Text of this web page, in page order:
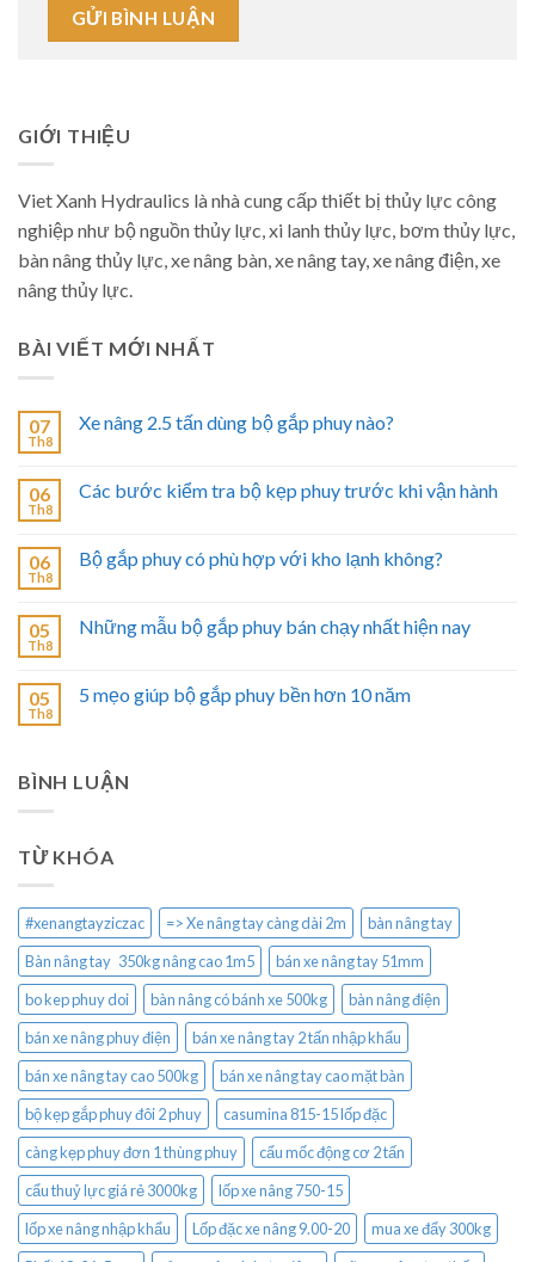
GIỚI THIỆU
Viet Xanh Hydraulics là nhà cung cấp thiết bị thủy lực công
nghiệp như bộ nguồn thủy lực, xi lanh thủy lực, bơm thủy lực,
bàn nâng thủy lực, xe nâng bàn, xe nâng tay, xe nâng điện, xe
nâng thủy lực.
BÀI VIẾT MỚI NHẤT
07
Th8
Xe nâng 2.5 tấn dùng bộ gắp phuy nào?
06
Th8
Các bước kiểm tra bộ kẹp phuy trước khi vận hành
06
Th8
Bộ gắp phuy có phù hợp với kho lạnh không?
05
Th8
Những mẫu bộ gắp phuy bán chạy nhất hiện nay
05
Th8
5 mẹo giúp bộ gắp phuy bền hơn 10 năm
BÌNH LUẬN
TỪ KHÓA
#xenangtayziczac => Xe nâng tay càng dài 2m
bàn nâng tay
Bàn nâng tay 350kg nâng cao 1m5
bán xe nâng tay 51mm
bo kep phuy doi
bàn nâng có bánh xe 500kg
bàn nâng điện
bán xe nâng phuy điện
bán xe nâng tay 2 tấn nhập khẩu
bán xe nâng tay cao 500kg
bán xe nâng tay cao mặt bàn
bộ kẹp gắp phuy đôi 2 phuy
casumina 815-15 lốp đặc
càng kẹp phuy đơn 1 thùng phuy
cẩu mốc động cơ 2 tấn
cẩu thuỷ lực giá rẻ 3000kg
lốp xe nâng 750-15
lốp xe nâng nhập khẩu
Lốp đặc xe nâng 9.00-20
mua xe đẩy 300kg